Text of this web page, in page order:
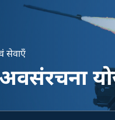
सेवाएँ
अवसंरचना